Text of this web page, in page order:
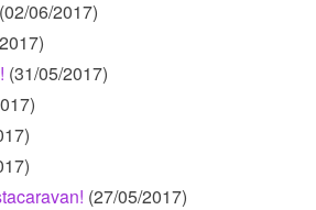
(02/06/2017)
(31/05/2017)
(27/05/2017)